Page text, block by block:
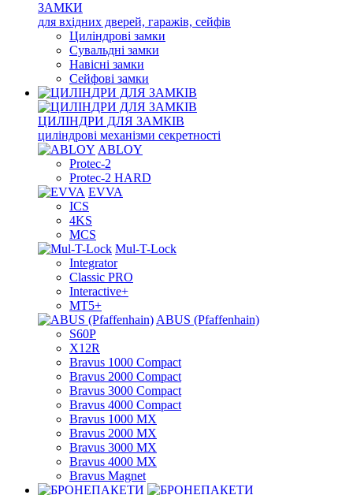
ЗАМКИ
для вхідних дверей, гаражів, сейфів
Циліндрові замки
Сувальдні замки
Навісні замки
Сейфові замки
ЦИЛІНДРИ ДЛЯ ЗАМКІВ
циліндрові механізми секретності
ABLOY
Protec-2
Protec-2 HARD
EVVA
ICS
4KS
MCS
Mul-T-Lock
Integrator
Classic PRO
Interactive+
MT5+
ABUS (Pfaffenhain)
S60P
X12R
Bravus 1000 Compact
Bravus 2000 Compact
Bravus 3000 Compact
Bravus 4000 Compact
Bravus 1000 MX
Bravus 2000 MX
Bravus 3000 MX
Bravus 4000 MX
Bravus Magnet